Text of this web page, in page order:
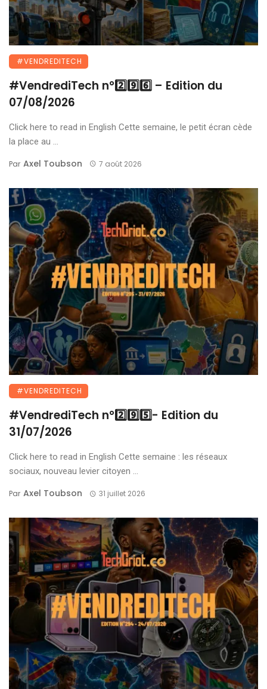
#VENDREDITECH
#VendrediTech n°2️⃣9️⃣6️⃣ – Edition du
07/08/2026
Click here to read in English Cette semaine, le petit écran cède
la place au ...
Par Axel Toubson 7 août 2026
#VENDREDITECH
#VendrediTech n°2️⃣9️⃣5️⃣- Edition du
31/07/2026
Click here to read in English Cette semaine : les réseaux
sociaux, nouveau levier citoyen ...
Par Axel Toubson 31 juillet 2026